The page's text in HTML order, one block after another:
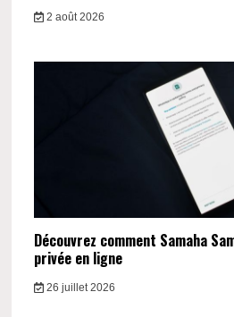
2 août 2026
Découvrez comment Samaha
privée en ligne
26 juillet 2026